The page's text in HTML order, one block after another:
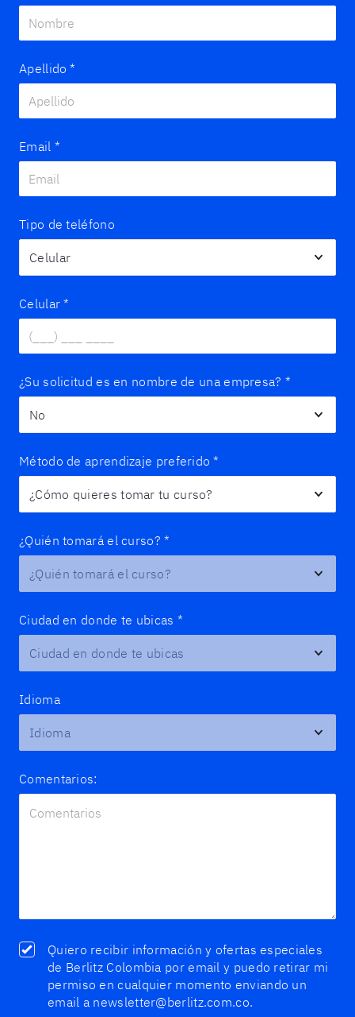
Apellido *
Email *
Tipo de teléfono
Celular *
¿Su solicitud es en nombre de una empresa? *
Método de aprendizaje preferido *
¿Quién tomará el curso? *
Ciudad en donde te ubicas *
Idioma
Comentarios:
Quiero recibir información y ofertas especiales
de Berlitz Colombia por email y puedo retirar mi
permiso en cualquier momento enviando un
email a newsletter@berlitz.com.co.